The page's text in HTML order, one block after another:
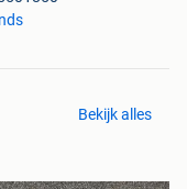
Bekijk alles